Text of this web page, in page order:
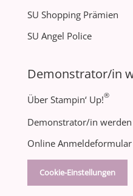
SU Shopping Prämien
SU Angel Police
Demonstrator/in
Über Stampin‘ Up!®
Demonstrator/in werden
Online Anmeldeformular
Cookie-Einstellungen